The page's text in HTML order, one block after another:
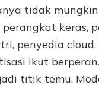
tidak
perangkat keras,
penyedia
ikut
titik temu.